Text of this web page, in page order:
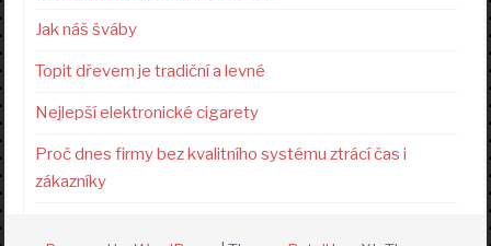
Jak náš šváby
Topit dřevem je tradiční a levné
Nejlepší elektronické cigarety
Proč dnes firmy bez kvalitního systému ztrácí čas i
zákazníky